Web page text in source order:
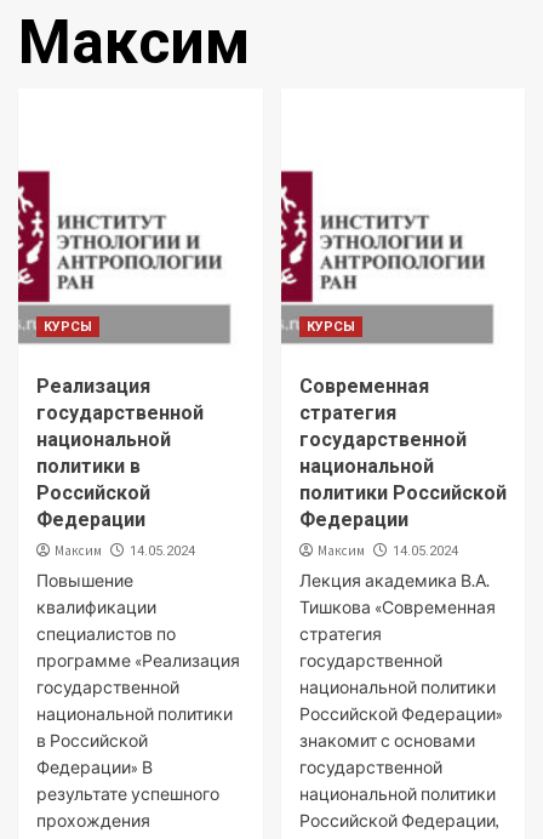
Максим
КУРСЫ
Реализация
государственной
национальной
политики в
Российской
Федерации
Максим 14.05.2024
Повышение
квалификации
специалистов по
программе «Реализация
государственной
национальной политики
в Российской
Федерации» В
результате успешного
прохождения
КУРСЫ
Современная
стратегия
государственной
национальной
политики Российской
Федерации
Максим 14.05.2024
Лекция академика В.А.
Тишкова «Современная
стратегия
государственной
национальной политики
Российской Федерации»
знакомит с основами
государственной
национальной политики
Российской Федерации,